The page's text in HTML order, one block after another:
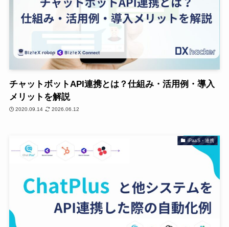
チャットボットAPI連携とは？仕組み・活用例・導入
メリットを解説
2020.09.14 2026.06.12
iPaaS・連携